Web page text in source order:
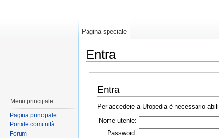
Entra
Entra
Per accedere a Ufopedia è necessario
Nome utente:
Password:
Pagina speciale
Menu principale
Pagina principale
Portale comunità
Forum